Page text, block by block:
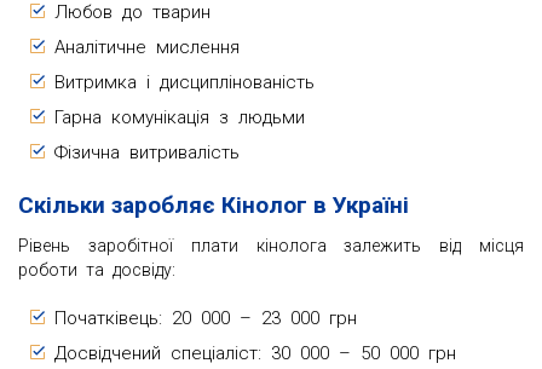
Любов до тварин
Аналітичне мислення
Витримка і дисциплінованість
Гарна комунікація з людьми
Фізична витривалість
Скільки заробляє Кінолог в Україні
Рівень заробітної плати кінолога залежить від місця
роботи та досвіду:
Початківець: 20 000 – 23 000 грн
Досвідчений спеціаліст: 30 000 – 50 000 грн